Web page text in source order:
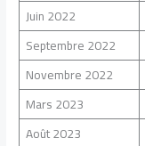
Juin 2022
Septembre 2022
Novembre 2022
Mars 2023
Août 2023